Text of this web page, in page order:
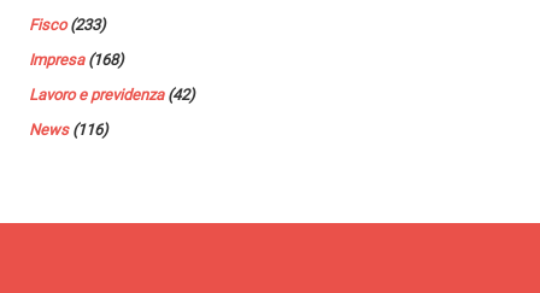
Fisco(233)
Impresa(168)
Lavoro e previdenza(42)
News(116)